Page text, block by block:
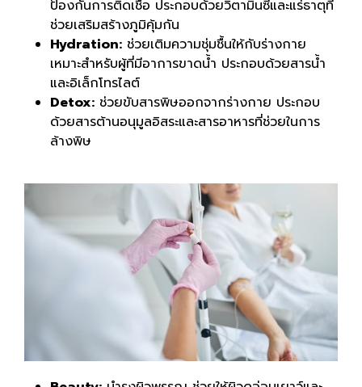
ป้องกันการติดเชื้อ ประกอบด้วยวิตามินซีและแร่ธาตุที่
ช่วยเสริมสร้างภูมิคุ้มกัน
Hydration: ช่วยเติมความชุ่มชื้นให้กับร่างกาย
เหมาะสำหรับผู้ที่มีอาการขาดน้ำ ประกอบด้วยสารน้ำ
และอิเล็กโทรไลต์
Detox: ช่วยขับสารพิษออกจากร่างกาย ประกอบ
ด้วยสารต้านอนุมูลอิสระและสารอาหารที่ช่วยในการ
ล้างพิษ